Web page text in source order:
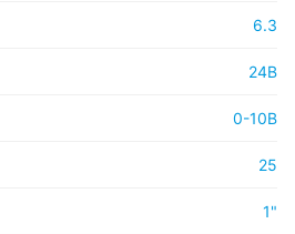
6.3
24В
0-10В
25
1"